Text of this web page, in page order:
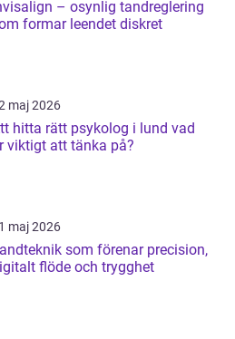
– osynlig tandreglering
formar leendet diskret
maj 2026
hitta rätt psykolog i lund vad
viktigt att tänka på?
maj 2026
som förenar precision,
flöde och trygghet